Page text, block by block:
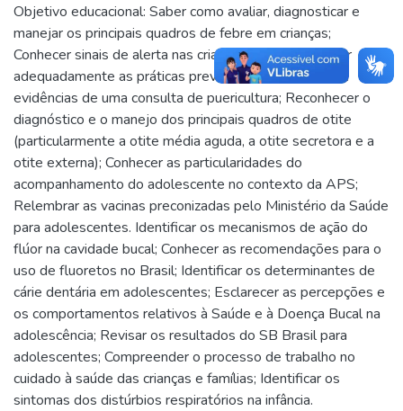
Objetivo educacional: Saber como avaliar, diagnosticar e
manejar os principais quadros de febre em crianças;
Conhecer sinais de alerta nas crianças febris; Identificar
adequadamente as práticas preventivas baseadas em
evidências de uma consulta de puericultura; Reconhecer o
diagnóstico e o manejo dos principais quadros de otite
(particularmente a otite média aguda, a otite secretora e a
otite externa); Conhecer as particularidades do
acompanhamento do adolescente no contexto da APS;
Relembrar as vacinas preconizadas pelo Ministério da Saúde
para adolescentes. Identificar os mecanismos de ação do
flúor na cavidade bucal; Conhecer as recomendações para o
uso de fluoretos no Brasil; Identificar os determinantes de
cárie dentária em adolescentes; Esclarecer as percepções e
os comportamentos relativos à Saúde e à Doença Bucal na
adolescência; Revisar os resultados do SB Brasil para
adolescentes; Compreender o processo de trabalho no
cuidado à saúde das crianças e famílias; Identificar os
sintomas dos distúrbios respiratórios na infância.